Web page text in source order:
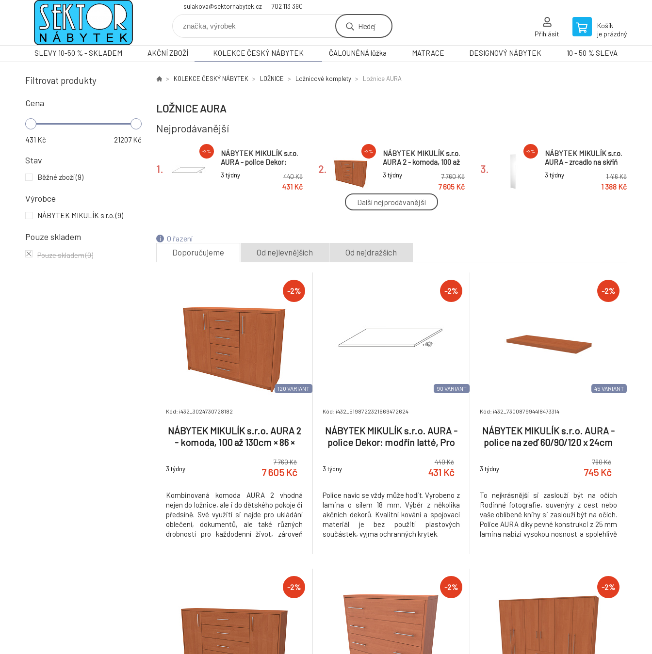
sulakova@sektornabytek.cz 702 113 390
Hledej
Přihlásit
Košík
je prázdný
SLEVY 10-50 % - SKLADEM AKČNÍ ZBOŽÍ KOLEKCE ČESKÝ NÁBYTEK ČALOUNĚNÁ lůžka MATRACE DESIGNOVÝ NÁBYTEK 10 - 50 % SLEVA
Filtrovat produkty
Cena
431 Kč 21207Kč
Stav
Běžné zboží(9)
Výrobce
NÁBYTEK MIKULÍK s.r.o.(9)
Pouze skladem
Pouze skladem(0)
KOLEKCE ČESKÝ NÁBYTEK LOŽNICE Ložnicové komplety Ložnice AURA
LOŽNICE AURA
Nejprodávanější
1.
-2%
NÁBYTEK MIKULÍK s.r.o.
AURA - police Dekor:
modřín latté, Pro typ:
AURA XXL, Varianta:
3 týdny 440 Kč
431 Kč
2.
-2%
NÁBYTEK MIKULÍK s.r.o.
AURA 2 - komoda, 100 až
130cm × 86 × 36/43cm
Šířka: 120cm, Hloubka:
36cm, Dekor: olše
3 týdny 7 760 Kč
7 605 Kč
3.
-2%
NÁBYTEK MIKULÍK s.r.o.
AURA - zrcadlo na skříň
Pro typ: AURA XL,
Varianta: Na dlouhé dveře
3 týdny 1 416 Kč
1 388 Kč
13 789 Kč
-2%
NÁBYTEK MIKULÍK s.r.o.
NÁBYTEK MIKULÍK s.r.o.
270x53x213cm Dekor:
21 640 Kč
21 207 Kč
NÁBYTEK MIKULÍK s.r.o.
170cm × 86 × 36/43cm
Šířka: 160cm, Hloubka:
9 360 Kč
9 173 Kč
NÁBYTEK MIKULÍK s.r.o.
60/90/120 x 24cm Šířka:
60cm, Dekor: olše
760 Kč
745 Kč
Další nejprodávanější
O řazení
Doporučujeme Od nejlevnějších Od nejdražších
120 VARIANT
-2%
Kód: i432_3024730728182
NÁBYTEK MIKULÍK s.r.o. AURA 2
- komoda, 100 až 130cm × 86 ×
3 týdny
7 760 Kč
7 605 Kč
Kombinovaná komoda AURA 2 vhodná
nejen do ložnice, ale i do dětského pokoje či
předsíně. Své využití si najde pro ukládání
oblečení, dokumentů, ale také různých
drobností pro každodenní život, zároveň
90 VARIANT
-2%
Kód: i432_5198722321669472624
NÁBYTEK MIKULÍK s.r.o. AURA -
police Dekor: modřín latté, Pro
3 týdny
440 Kč
431 Kč
Police navíc se vždy může hodit. Vyrobeno z
lamina o sílem 18 mm. Výběr z několika
akčních dekorů. Kvalitní kování a spojovací
materiál je bez použití plastových
součástek, vyjma ochranných krytek.
45 VARIANT
-2%
Kód: i432_730087994418473314
NÁBYTEK MIKULÍK s.r.o. AURA -
police na zeď 60/90/120 x 24cm
3 týdny
760 Kč
745 Kč
To nejkrásnější si zaslouží být na očích
Rodinné fotografie, suvenýry z cest nebo
vaše oblíbené knihy si zaslouží být na očích.
Police AURA díky pevné konstrukci z 25 mm
lamina nabízí vysokou nosnost a spolehlivě
-2% -2% -2%